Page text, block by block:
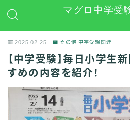
マグロ中学受
日能研
学習グッズレビュー
2025.02.25 その他 中学受験関連
【中学受験】毎日小学生
すめの内容を紹介！